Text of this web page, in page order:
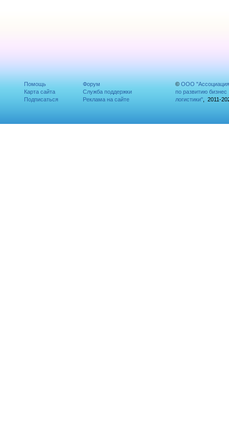
Помощь
Карта сайта
Подписаться
Форум
Служба поддержки
Реклама на сайте
© ООО "Ассоциация
по развитию бизнес
логистики", 2011-